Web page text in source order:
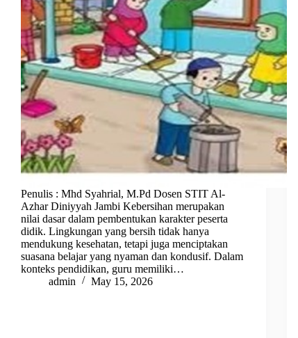
Penulis : Mhd Syahrial, M.Pd Dosen STIT Al-
Azhar Diniyyah Jambi Kebersihan merupakan
nilai dasar dalam pembentukan karakter peserta
didik. Lingkungan yang bersih tidak hanya
mendukung kesehatan, tetapi juga menciptakan
suasana belajar yang nyaman dan kondusif. Dalam
konteks pendidikan, guru memiliki…
admin
May 15, 2026